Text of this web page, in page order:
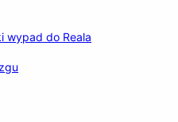
wypad do Reala